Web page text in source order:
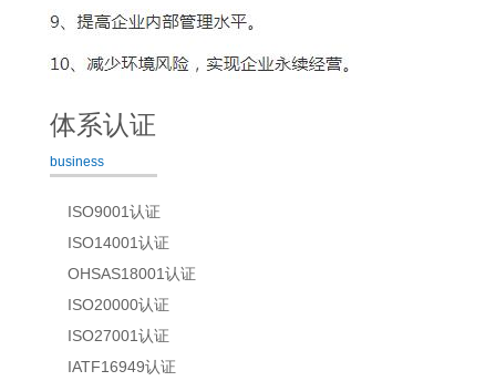
体系认证
business
ISO9001认证
ISO14001认证
OHSAS18001认证
ISO20000认证
ISO27001认证
IATF16949认证